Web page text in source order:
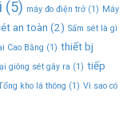
(5) máy đo điện trở(1) Máy
an toàn (2) Sấm sét là gì
Cao Bằng (1) thiết bj
giông sét gây ra (1) tiếp
kho lá thông (1) Vì sao có